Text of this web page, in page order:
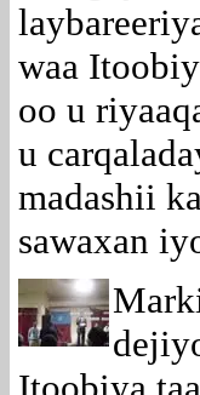
waa
oo u
u
madashii
sawaxan
Itoobiya